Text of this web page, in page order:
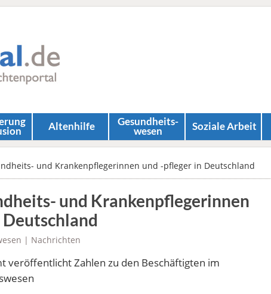
Altenhilfe Gesundheits­
wesen Soziale Arbeit
und Krankenpflegerinnen und -pfleger in Deutschland
und Krankenpflegerinnen
| Nachrichten
veröffentlicht Zahlen zu den Beschäftigten im